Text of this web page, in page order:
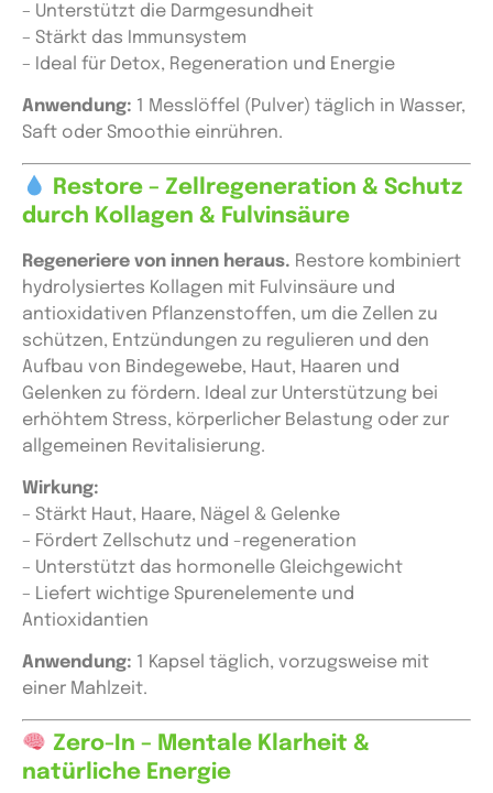
– Unterstützt die Darmgesundheit
– Stärkt das Immunsystem
– Ideal für Detox, Regeneration und Energie
Anwendung: 1 Messlöffel (Pulver) täglich in Wasser,
Saft oder Smoothie einrühren.
Restore – Zellregeneration & Schutz
durch Kollagen & Fulvinsäure
Regeneriere von innen heraus. Restore kombiniert
hydrolysiertes Kollagen mit Fulvinsäure und
antioxidativen Pflanzenstoffen, um die Zellen zu
schützen, Entzündungen zu regulieren und den
Aufbau von Bindegewebe, Haut, Haaren und
Gelenken zu fördern. Ideal zur Unterstützung bei
erhöhtem Stress, körperlicher Belastung oder zur
allgemeinen Revitalisierung.
Wirkung:
– Stärkt Haut, Haare, Nägel & Gelenke
– Fördert Zellschutz und -regeneration
– Unterstützt das hormonelle Gleichgewicht
– Liefert wichtige Spurenelemente und
Antioxidantien
Anwendung: 1 Kapsel täglich, vorzugsweise mit
einer Mahlzeit.
Zero-In – Mentale Klarheit &
natürliche Energie